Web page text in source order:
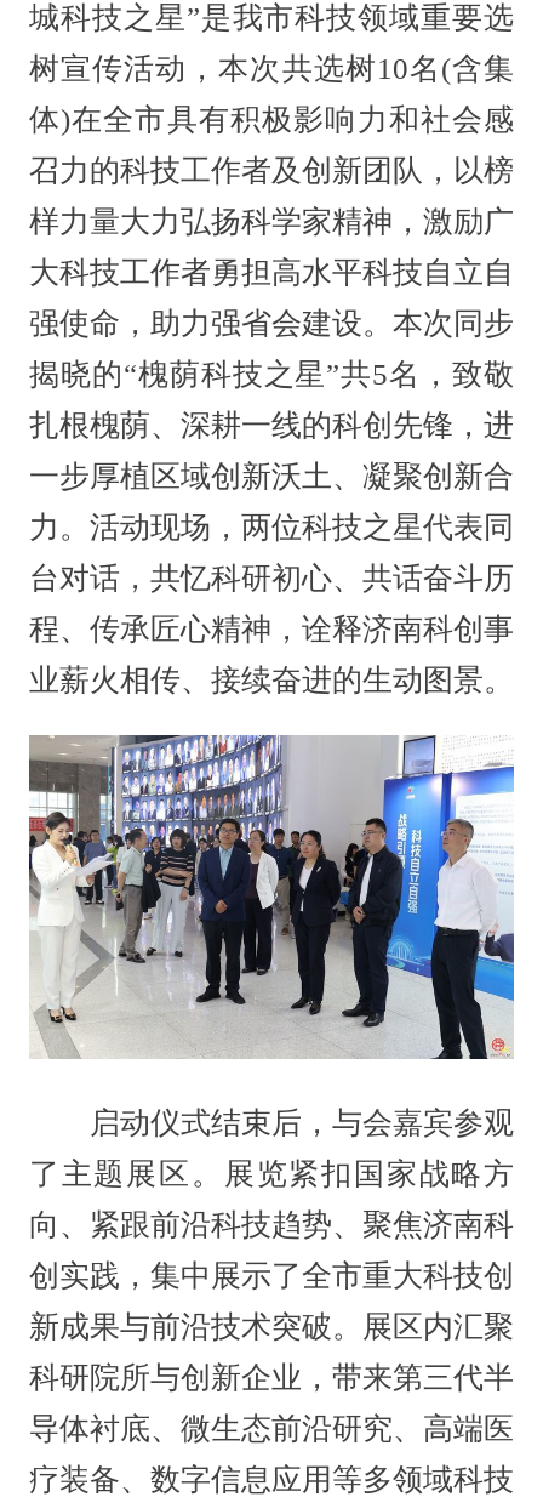
城科技之星”是我市科技领域重要选
树宣传活动，本次共选树10名(含集
体)在全市具有积极影响力和社会感
召力的科技工作者及创新团队，以榜
样力量大力弘扬科学家精神，激励广
大科技工作者勇担高水平科技自立自
强使命，助力强省会建设。本次同步
揭晓的“槐荫科技之星”共5名，致敬
扎根槐荫、深耕一线的科创先锋，进
一步厚植区域创新沃土、凝聚创新合
力。活动现场，两位科技之星代表同
台对话，共忆科研初心、共话奋斗历
程、传承匠心精神，诠释济南科创事
业薪火相传、接续奋进的生动图景。
启动仪式结束后，与会嘉宾参观
了主题展区。展览紧扣国家战略方
向、紧跟前沿科技趋势、聚焦济南科
创实践，集中展示了全市重大科技创
新成果与前沿技术突破。展区内汇聚
科研院所与创新企业，带来第三代半
导体衬底、微生态前沿研究、高端医
疗装备、数字信息应用等多领域科技